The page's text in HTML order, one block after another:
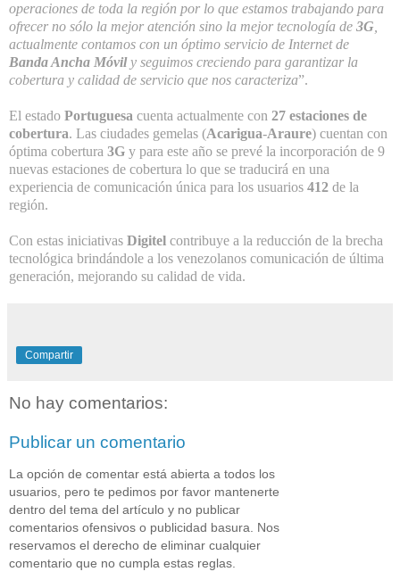
operaciones de toda la región por lo que estamos trabajando para
ofrecer no sólo la mejor atención sino la mejor tecnología de 3G,
actualmente contamos con un óptimo servicio de Internet de
Banda Ancha Móvily seguimos creciendo para garantizar la
cobertura y calidad de servicio que nos caracteriza”.
El estado Portuguesa cuenta actualmente con 27 estaciones de
cobertura. Las ciudades gemelas (Acarigua-Araure) cuentan con
óptima cobertura 3G y para este año se prevé la incorporación de 9
nuevas estaciones de cobertura lo que se traducirá en una
experiencia de comunicación única para los usuarios 412 de la
región.
Con estas iniciativas Digitel contribuye a la reducción de la brecha
tecnológica brindándole a los venezolanos comunicación de última
generación, mejorando su calidad de vida.
Compartir
No hay comentarios:
Publicar un comentario
La opción de comentar está abierta a todos los
usuarios, pero te pedimos por favor mantenerte
dentro del tema del artículo y no publicar
comentarios ofensivos o publicidad basura. Nos
reservamos el derecho de eliminar cualquier
comentario que no cumpla estas reglas.